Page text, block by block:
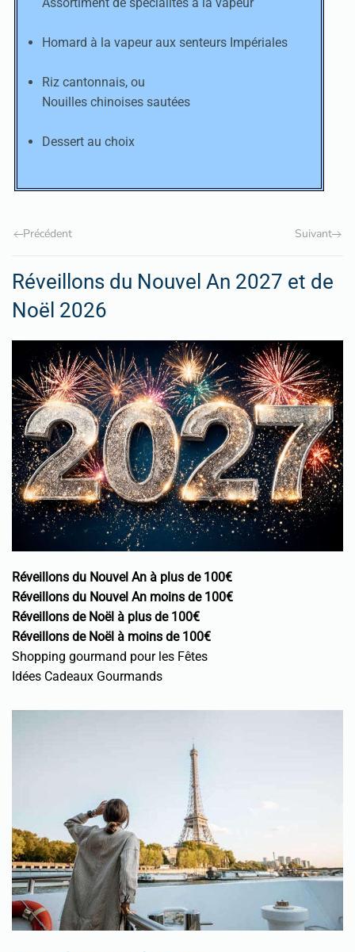
Homard à la vapeur aux senteurs Impériales
Riz cantonnais, ou
Nouilles chinoises sautées
Dessert au choix
Précédent Suivant
Réveillons du Nouvel An 2027 et de
Noël 2026
Réveillons du Nouvel An à plus de 100€
Réveillons du Nouvel An moins de 100€
Réveillons de Noël à plus de 100€
Réveillons de Noël à moins de 100€
Shopping gourmand pour les Fêtes
Idées Cadeaux Gourmands